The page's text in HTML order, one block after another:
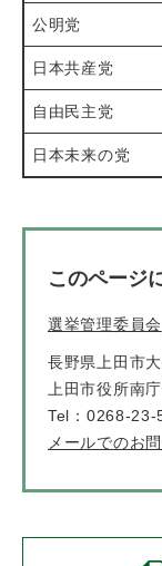
公明党
日本共産党
自由民主党
日本未来の党
このページ
選挙管理委員会
長野県上田市
上田市役所南
Tel：0268-23-
メールでのお